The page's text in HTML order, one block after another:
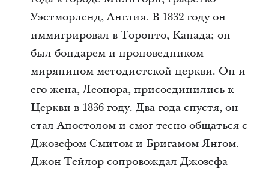
Уэстморленд, Англия. В 1832 году он
иммигрировал в Торонто, Канада; он
был бондарем и проповедником-
мирянином методистской церкви. Он и
его жена, Леонора, присоединились к
Церкви в 1836 году. Два года спустя, он
стал Апостолом и смог тесно общаться с
Джозефом Смитом и Бригамом Янгом.
Джон Тейлор сопровождал Джозефа